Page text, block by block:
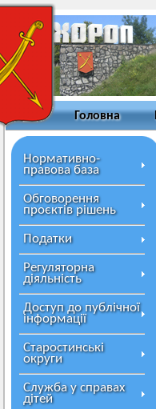
Головна
Нормативно-
правова база
Обговорення
проєктів рішень
Податки
Регуляторна
діяльність
Доступ до публічної
інформації
Старостинські
округи
Служба у справах
дітей